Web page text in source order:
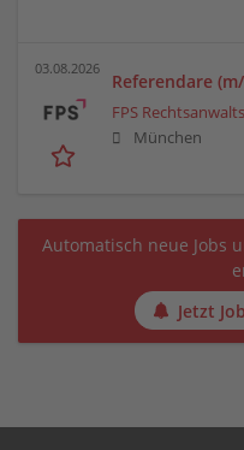
03.08.2026
Referendare
FPS
München
Automatisch neue Jobs
Jetzt